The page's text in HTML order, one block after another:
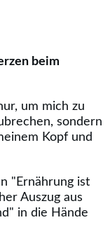
beim
um mich zu
sondern
Kopf und
"Ernährung ist
Auszug aus
in die Hände